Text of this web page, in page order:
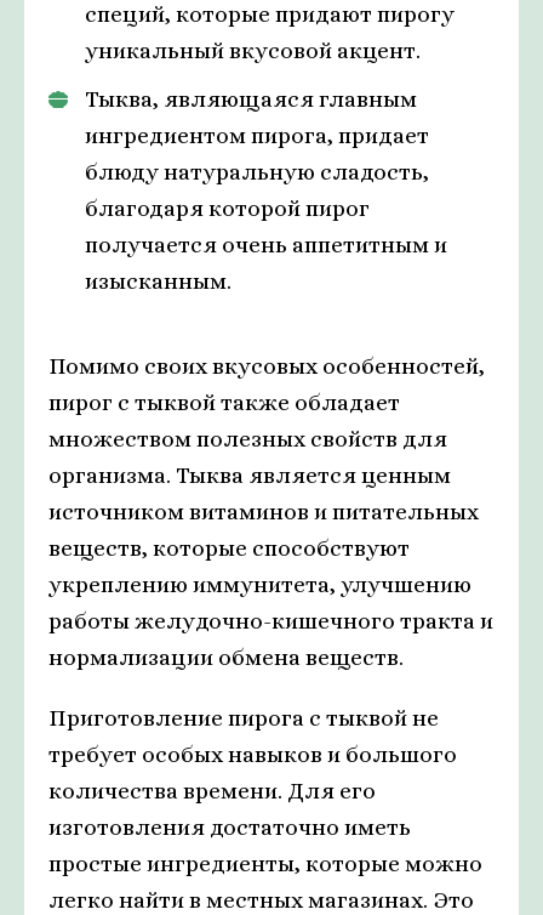
специй, которые придают пирогу
уникальный вкусовой акцент.
Тыква, являющаяся главным
ингредиентом пирога, придает
блюду натуральную сладость,
благодаря которой пирог
получается очень аппетитным и
изысканным.
Помимо своих вкусовых особенностей,
пирог с тыквой также обладает
множеством полезных свойств для
организма. Тыква является ценным
источником витаминов и питательных
веществ, которые способствуют
укреплению иммунитета, улучшению
работы желудочно-кишечного тракта и
нормализации обмена веществ.
Приготовление пирога с тыквой не
требует особых навыков и большого
количества времени. Для его
изготовления достаточно иметь
простые ингредиенты, которые можно
легко найти в местных магазинах. Это